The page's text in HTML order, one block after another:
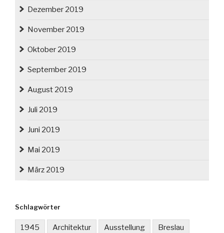
Dezember 2019
November 2019
Oktober 2019
September 2019
August 2019
Juli 2019
Juni 2019
Mai 2019
März 2019
Schlagwörter
1945 Architektur Ausstellung Breslau